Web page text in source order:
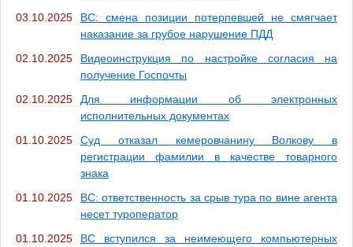
03.10.2025
ВС: смена позиции потерпевшей не смягчает
наказание за грубое нарушение ПДД
02.10.2025
Видеоинструкция по настройке согласия на
получение Госпочты
02.10.2025
Для информации об электронных
исполнительных документах
01.10.2025
Суд отказал кемеровчанину Волкову в
регистрации фамилии в качестве товарного
знака
01.10.2025
ВС: ответственность за срыв тура по вине агента
несет туроператор
01.10.2025
ВС вступился за неимеющего компьютерных